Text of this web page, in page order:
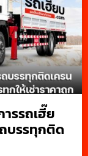
รรถเฮี๊ย
ถบรรทุกติด